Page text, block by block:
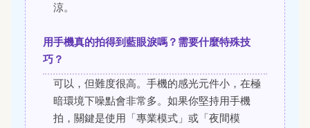
涼。
用手機真的拍得到藍眼淚嗎？需要什麼特殊技
巧？
可以，但難度很高。手機的感光元件小，在極
暗環境下噪點會非常多。如果你堅持用手機
拍，關鍵是使用「專業模式」或「夜間模